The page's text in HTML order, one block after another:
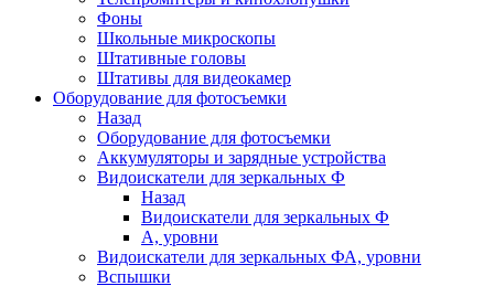
Фоны
Школьные микроскопы
Штативные головы
Штативы для видеокамер
Оборудование для фотосъемки
Назад
Оборудование для фотосъемки
Аккумуляторы и зарядные устройства
Видоискатели для зеркальных Ф
Назад
Видоискатели для зеркальных Ф
А, уровни
Видоискатели для зеркальных ФА, уровни
Вспышки